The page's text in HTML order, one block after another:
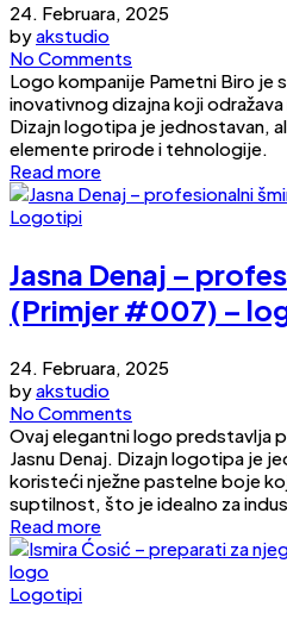
24. Februara, 2025
byakstudio
No Comments
Logo kompanije Pametni Biro je
inovativnog dizajna koji odražava
Dizajn logotipa je jednostavan,
elemente prirode i tehnologije.
Read more
Logotipi
Jasna Denaj –
(Primjer #007) –
24. Februara, 2025
byakstudio
No Comments
Ovaj elegantni logo predstavlja
Jasnu Denaj. Dizajn logotipa je
koristeći nježne pastelne boje
suptilnost, što je idealno za
Read more
Logotipi